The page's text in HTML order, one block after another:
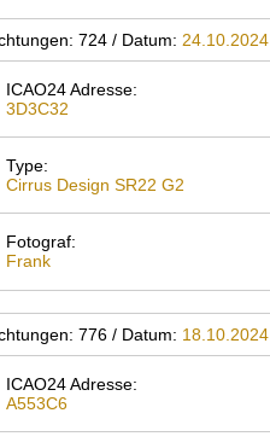
724 / Datum: 24.10.2024
ICAO24 Adresse:
3D3C32
Type:
Cirrus Design SR22 G2
Fotograf:
Frank
776 / Datum: 18.10.2024
ICAO24 Adresse:
A553C6